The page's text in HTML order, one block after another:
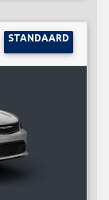
STANDAARD